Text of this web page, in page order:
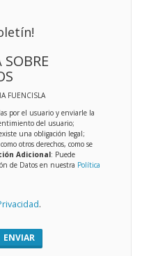
FUENCISLA
por el usuario y enviarle la
del usuario;
una obligación legal;
otros derechos, como se
Adicional: Puede
de Datos en nuestra Política
.
ENVIAR